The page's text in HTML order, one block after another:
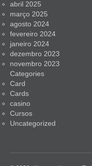
abril 2025
março 2025
agosto 2024
fevereiro 2024
janeiro 2024
dezembro 2023
novembro 2023
Categories
Card
Cards
casino
Cursos
Uncategorized